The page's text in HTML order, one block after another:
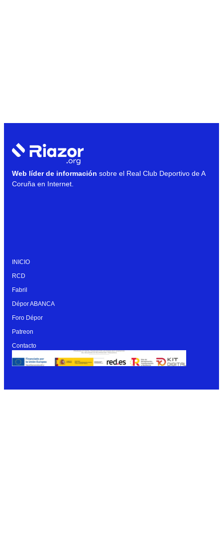
Web líder de información sobre el Real Club Deportivo de A
Coruña en Internet.
INICIO
RCD
Fabril
Dépor ABANCA
Foro Dépor
Patreon
Contacto